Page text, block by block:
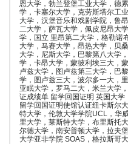
恩大学，勃兰登堡工业大学，德
学，卡塞尔大学，克劳斯塔尔工
大学，汉堡音乐和戏剧学院，鲁
二大学，萨瓦大学，佩皮尼昂大
学，国立 里昂第二大学，格勒诺
大学，马赛大学，昂热大学，贝
大学，尼斯大学，巴黎第八大学
学，卡昂大学，蒙彼利埃三大，
卢兹大学，图卢兹第三大学，巴
学，图卢兹三大，波尔多一大，
亚眠大学，罗马二大，米兰大学
证成绩单 留学回国证明 英国大
留学回国证明使馆认证纽卡斯尔
特大学，伦敦大学学院UCL，华
里大学，莱斯特大学，布里斯托
尔德大学，南安普顿大学，拉夫
大学亚非学院 SOAS，格拉斯哥